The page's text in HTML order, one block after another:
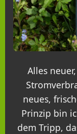
Alles
neues,
Prinzip bin
dem Tripp,